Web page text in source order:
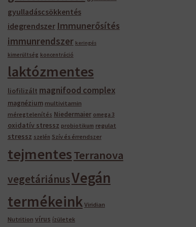
gyulladáscsökkentés
idegrendszer Immunerősítés
immunrendszer keringés
kimerültség koncentráció
laktózmentes
liofilizált magnifood complex
magnézium multivitamin
méregtelenítés Niedermaier omega 3
oxidatív stressz probiotikum regulat
stressz szelén Szív és érrendszer
tejmentesTerranova
vegetáriánusVegán
termékeink Viridian
Nutrition vírus ízületek